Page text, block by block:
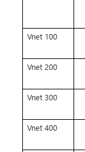
Vnet 100
Vnet 200
Vnet 300
Vnet 400